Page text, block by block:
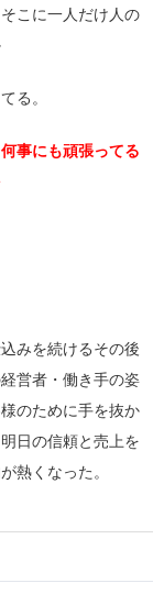
こに一人だけ人の
る。
事にも頑張ってる
みを続けるその後
営者・働き手の姿
のために手を抜か
日の信頼と売上を
熱くなった。